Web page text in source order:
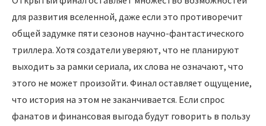
для развития вселенной, даже если это противоречит
общей задумке пяти сезонов научно-фантастического
триллера. Хотя создатели уверяют, что не планируют
выходить за рамки сериала, их слова не означают, что
этого не может произойти. Финал оставляет ощущение,
что история на этом не заканчивается. Если спрос
фанатов и финансовая выгода будут говорить в пользу